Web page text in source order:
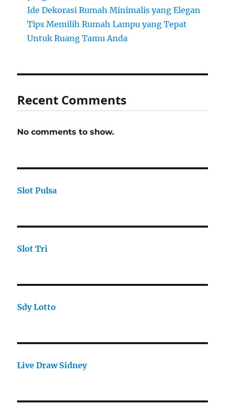
Ide Dekorasi Rumah Minimalis yang Elegan
Tips Memilih Rumah Lampu yang Tepat
Untuk Ruang Tamu Anda
Recent Comments
No comments to show.
Slot Pulsa
Slot Tri
Sdy Lotto
Live Draw Sidney